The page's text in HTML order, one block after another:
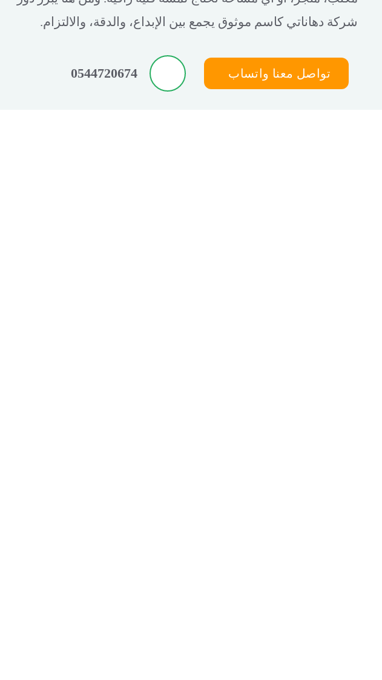
شركة دهاناتي كاسم موثوق يجمع بين الإبداع، والدقة، والالتزام.
تواصل معنا واتساب 0544720674